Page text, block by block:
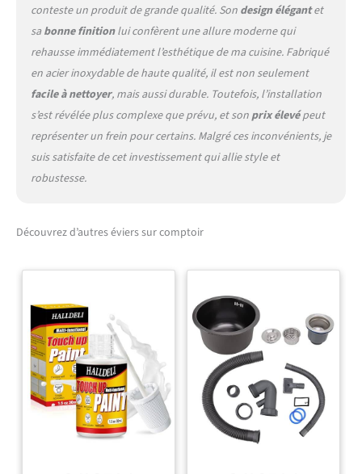
conteste un produit de grande qualité. Son design élégantet
sabonne finitionlui confèrent une allure moderne qui
rehausse immédiatement l’esthétique de ma cuisine. Fabriqué
en acier inoxydable de haute qualité, il est non seulement
facile à nettoyer, mais aussi durable. Toutefois, l’installation
s’est révélée plus complexe que prévu, et sonprix élevépeut
représenter un frein pour certains. Malgré ces inconvénients, je
suis satisfaite de cet investissement qui allie style et
robustesse.
Découvrez d’autres éviers sur comptoir